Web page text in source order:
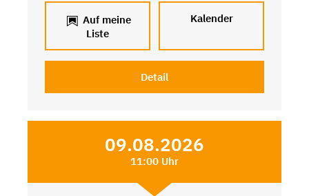
Auf meine
Liste
Kalender
Detail
09.08.2026
11:00 Uhr